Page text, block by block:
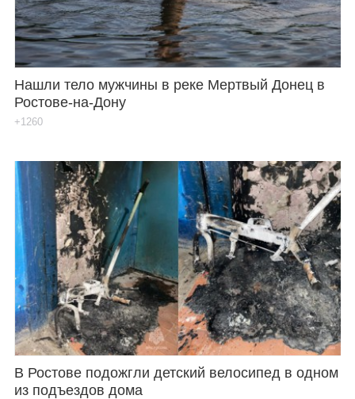
Нашли тело мужчины в реке Мертвый Донец в
Ростове-на-Дону
+1260
В Ростове подожгли детский велосипед в одном
из подъездов дома